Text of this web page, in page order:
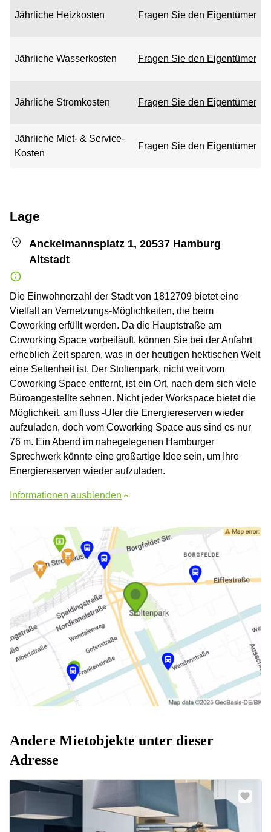
Jährliche Heizkosten Fragen Sie den Eigentümer
Jährliche Wasserkosten Fragen Sie den Eigentümer
Jährliche Stromkosten Fragen Sie den Eigentümer
Jährliche Miet- & Service-
Kosten
Fragen Sie den Eigentümer
Lage
Anckelmannsplatz 1, 20537 Hamburg
Altstadt
Die Einwohnerzahl der Stadt von 1812709 bietet eine
Vielfalt an Vernetzungs-Möglichkeiten, die beim
Coworking erfüllt werden. Da die Hauptstraße am
Coworking Space vorbeiläuft, können Sie bei der Anfahrt
erheblich Zeit sparen, was in der heutigen hektischen Welt
eine Seltenheit ist. Der Stoltenpark, nicht weit vom
Coworking Space entfernt, ist ein Ort, nach dem sich viele
Büroangestellte sehnen. Nicht jeder Workspace bietet die
Möglichkeit, am fluss -Ufer die Energiereserven wieder
aufzuladen, doch vom Coworking Space aus sind es nur
76 m. Ein Abend im nahegelegenen Hamburger
Sprechwerk könnte eine großartige Idee sein, um Ihre
Energiereserven wieder aufzuladen.
Informationen ausblenden
Andere Mietobjekte unter dieser
Adresse